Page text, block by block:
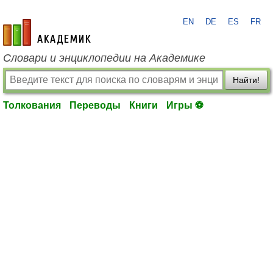
academic.ru
EN DE ES FR
Словари и энциклопедии на Академике
Найти!
Толкования Переводы Книги Игры ⚽